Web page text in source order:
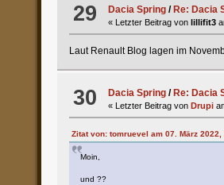
29 Dacia Spring /Re: Dacia
« Letzter Beitrag vonlillifit3
Laut Renault Blog lagen im
30 Dacia Spring / Re: Dacia
« Letzter Beitrag von Drupi
Zitat von: tomruevel am 07. März 2022,
Moin,
und ??